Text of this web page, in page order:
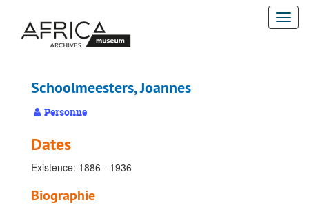
contenu
Schoolmeesters, Joannes
Personne
Dates
Existence: 1886 - 1936
Biographie